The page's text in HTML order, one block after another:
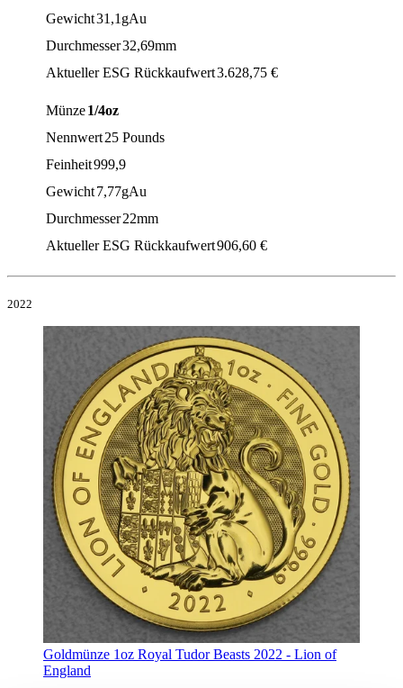
Gewicht31,1gAu
Durchmesser32,69mm
Aktueller ESG Rückkaufwert3.628,75 €
Münze1/4oz
Nennwert25 Pounds
Feinheit999,9
Gewicht7,77gAu
Durchmesser22mm
Aktueller ESG Rückkaufwert906,60 €
2022
Goldmünze 1oz Royal Tudor Beasts 2022 - Lion of
England